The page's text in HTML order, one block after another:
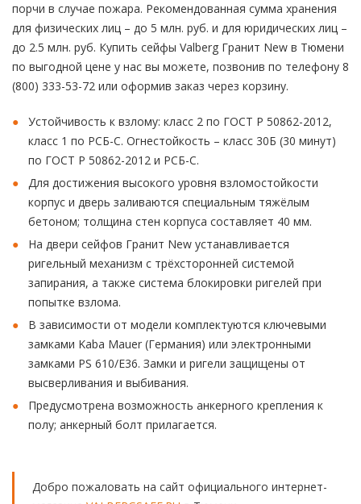
порчи в случае пожара. Рекомендованная сумма хранения
для физических лиц – до 5 млн. руб. и для юридических лиц –
до 2.5 млн. руб. Купить сейфы Valberg Гранит New в Тюмени
по выгодной цене у нас вы можете, позвонив по телефону 8
(800) 333-53-72 или оформив заказ через корзину.
Устойчивость к взлому: класс 2 по ГОСТ Р 50862-2012,
класс 1 по РСБ-С. Огнестойкость – класс 30Б (30 минут)
по ГОСТ Р 50862-2012 и РСБ-С.
Для достижения высокого уровня взломостойкости
корпус и дверь заливаются специальным тяжёлым
бетоном; толщина стен корпуса составляет 40 мм.
На двери сейфов Гранит New устанавливается
ригельный механизм с трёхсторонней системой
запирания, а также система блокировки ригелей при
попытке взлома.
В зависимости от модели комплектуются ключевыми
замками Kaba Mauer (Германия) или электронными
замками PS 610/E36. Замки и ригели защищены от
высверливания и выбивания.
Предусмотрена возможность анкерного крепления к
полу; анкерный болт прилагается.
Добро пожаловать на сайт официального интернет-